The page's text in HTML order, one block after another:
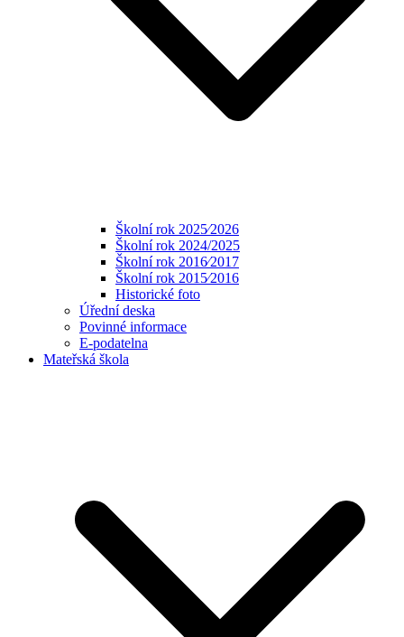
Školní rok 2025⁄2026
Školní rok 2024/2025
Školní rok 2016⁄2017
Školní rok 2015⁄2016
Historické foto
Úřední deska
Povinné informace
E-podatelna
Mateřská škola